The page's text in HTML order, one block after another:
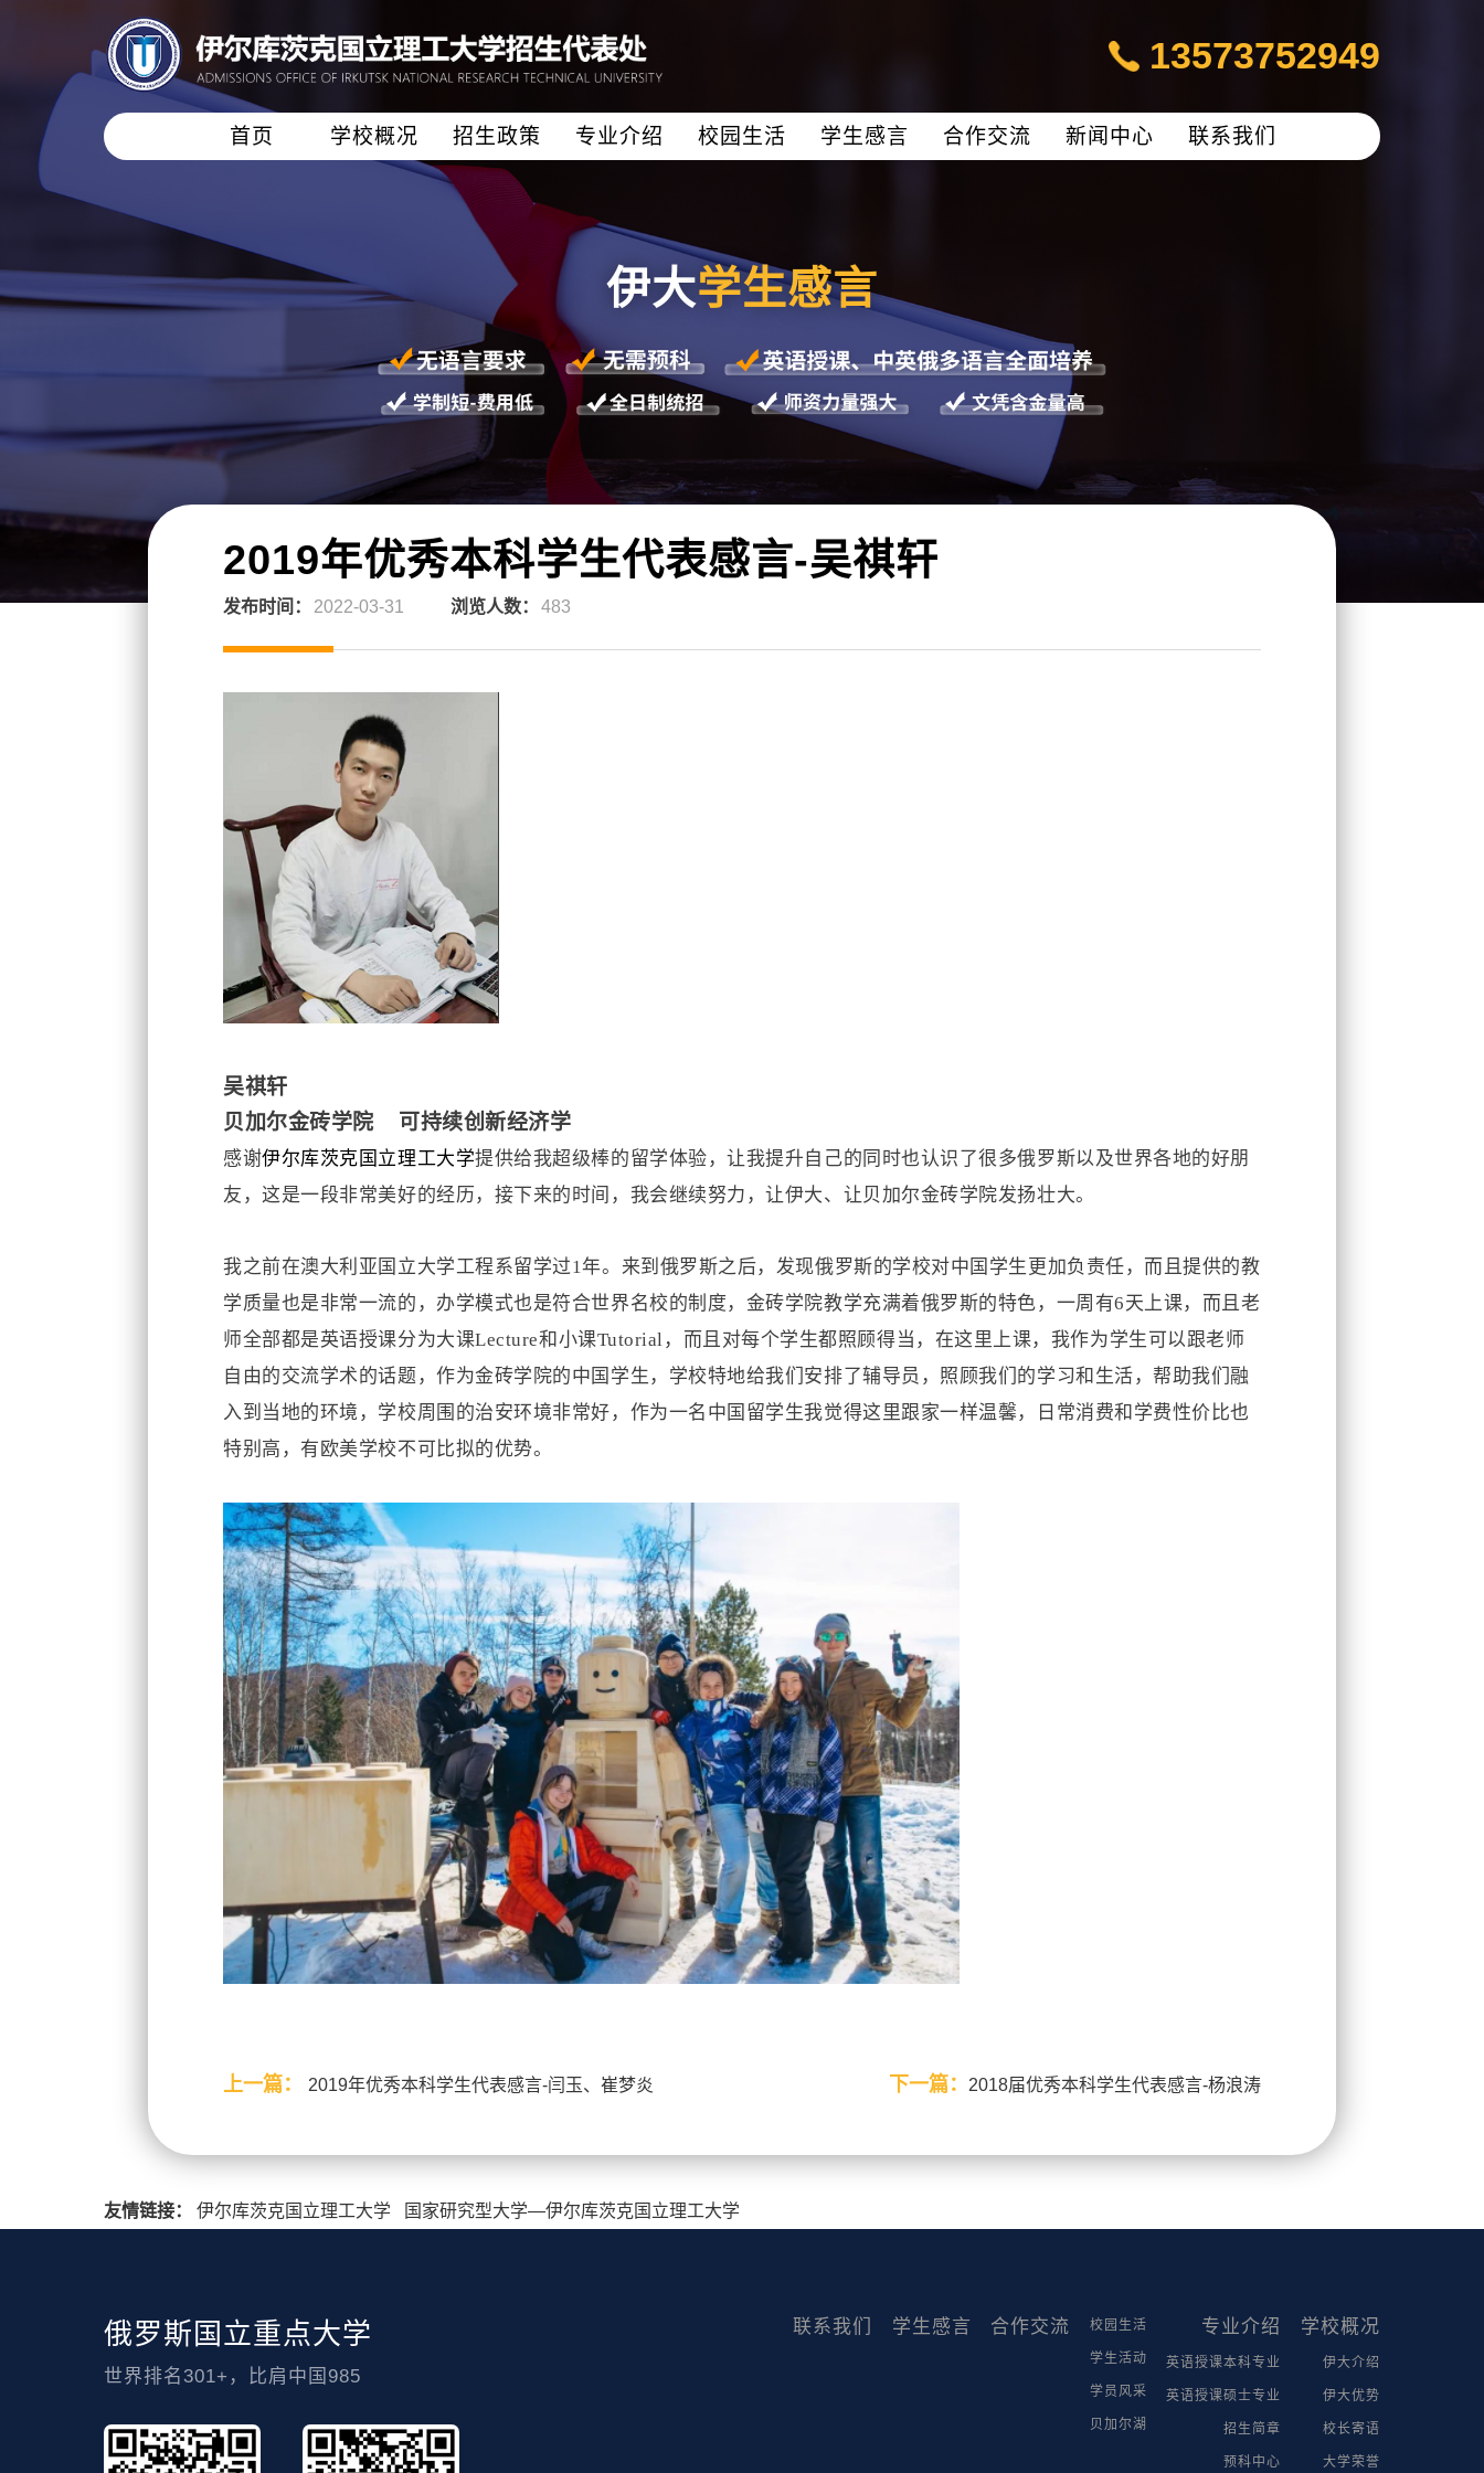
13573752949
首页 学校概况 招生政策 专业介绍 校园生活 学生感言 合作交流 新闻中心 联系我们
伊大学生感言
2019年优秀本科学生代表感言-吴祺轩
发布时间： 2022-03-31 浏览人数： 483
吴祺轩
贝加尔金砖学院 可持续创新经济学
感谢伊尔库茨克国立理工大学提供给我超级棒的留学体验，让我提升自己的同时也认识了很多俄罗斯以及世界各地的好朋
友，这是一段非常美好的经历，接下来的时间，我会继续努力，让伊大、让贝加尔金砖学院发扬壮大。
我之前在澳大利亚国立大学工程系留学过1年。 来到俄罗斯之后，发现俄罗斯的学校对中国学生更加负责任，而且提供的教
学质量也是非常一流的，办学模式也是符合世界名校的制度，金砖学院教学充满着俄罗斯的特色，一周有6天上课，而且老
师全部都是英语授课分为大课Lecture和小课Tutorial ，而且对每个学生都照顾得当，在这里上课，我作为学生可以跟老师
自由的交流学术的话题，作为金砖学院的中国学生，学校特地给我们安排了辅导员，照顾我们的学习和生活，帮助我们融
入到当地的环境，学校周围的治安环境非常好，作为一名中国留学生我觉得这里跟家一样温馨，日常消费和学费性价比也
特别高，有欧美学校不可比拟的优势。
上一篇： 2019年优秀本科学生代表感言-闫玉、崔梦炎 下一篇： 2018届优秀本科学生代表感言-杨浪涛
友情链接： 伊尔库茨克国立理工大学 国家研究型大学—伊尔库茨克国立理工大学
俄罗斯国立重点大学
世界排名301+，比肩中国985
联系我们 学生感言 合作交流 校园生活
学生活动
学员风采
贝加尔湖
专业介绍
英语授课本科专业
英语授课硕士专业
招生简章
预科中心
学校概况
伊大介绍
伊大优势
校长寄语
大学荣誉